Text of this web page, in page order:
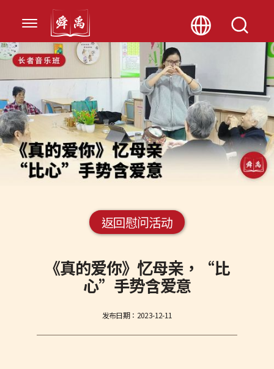
返回慰问活动
《真的爱你》忆母亲，“比
心”手势含爱意
发布日期： 2023-12-11